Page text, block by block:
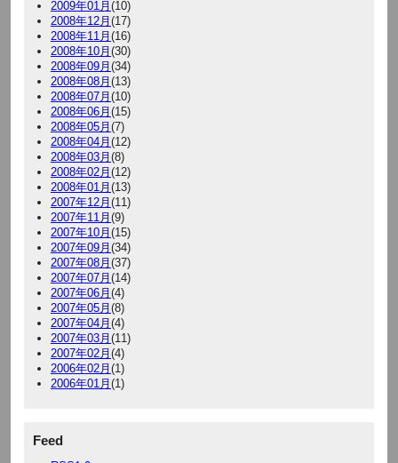
2009年01月(10)
2008年12月(17)
2008年11月(16)
2008年10月(30)
2008年09月(34)
2008年08月(13)
2008年07月(10)
2008年06月(15)
2008年05月(7)
2008年04月(12)
2008年03月(8)
2008年02月(12)
2008年01月(13)
2007年12月(11)
2007年11月(9)
2007年10月(15)
2007年09月(34)
2007年08月(37)
2007年07月(14)
2007年06月(4)
2007年05月(8)
2007年04月(4)
2007年03月(11)
2007年02月(4)
2006年02月(1)
2006年01月(1)
Feed